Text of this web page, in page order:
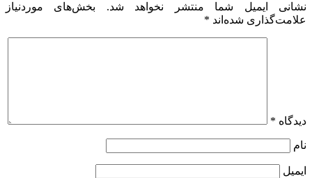
نشانی ایمیل شما منتشر نخواهد شد.
بخش‌های موردنیاز
علامت‌گذاری شده‌اند *
دیدگاه *
نام
ایمیل